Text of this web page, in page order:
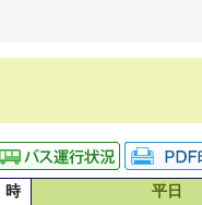
時 平日